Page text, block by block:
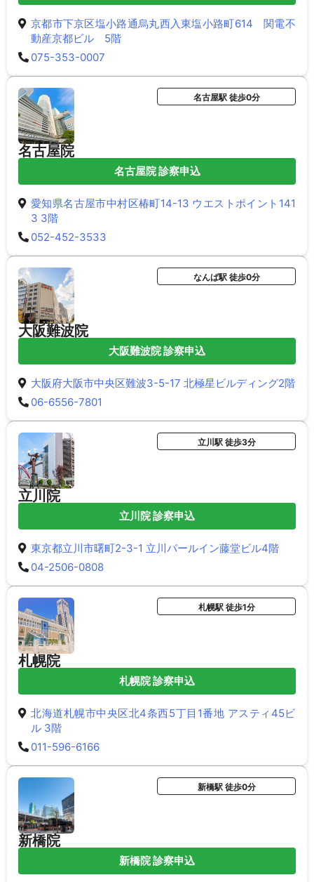
京都市下京区塩小路通烏丸西入東塩小路町614 関電不
動産京都ビル 5階
075-353-0007
名古屋院
名古屋駅 徒歩0分
名古屋院 診察申込
愛知県名古屋市中村区椿町14-13 ウエストポイント141
3 3階
052-452-3533
大阪難波院
なんば駅 徒歩0分
大阪難波院 診察申込
大阪府大阪市中央区難波3-5-17 北極星ビルディング2階
06-6556-7801
立川院
立川駅 徒歩3分
立川院 診察申込
東京都立川市曙町2-3-1 立川パールイン藤堂ビル4階
04-2506-0808
札幌院
札幌駅 徒歩1分
札幌院 診察申込
北海道札幌市中央区北4条西5丁目1番地 アスティ45ビ
ル 3階
011-596-6166
新橋院
新橋駅 徒歩0分
新橋院 診察申込